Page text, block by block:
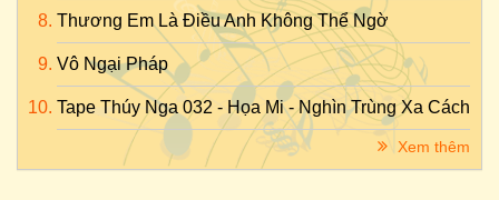
Thương Em Là Điều Anh Không Thể Ngờ
Vô Ngại Pháp
Tape Thúy Nga 032 - Họa Mi - Nghìn Trùng Xa Cách
Xem thêm